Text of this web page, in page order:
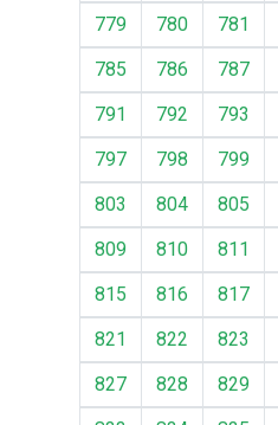
779
780 781
785
786 787
791
792 793
797
798 799
803
804 805
809
810 811
815
816 817
821
822 823
827
828 829